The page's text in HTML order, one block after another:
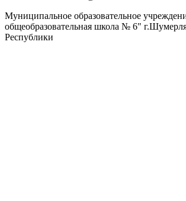
Муниципальное образовательное
общеобразовательная школа № 6"
Республики